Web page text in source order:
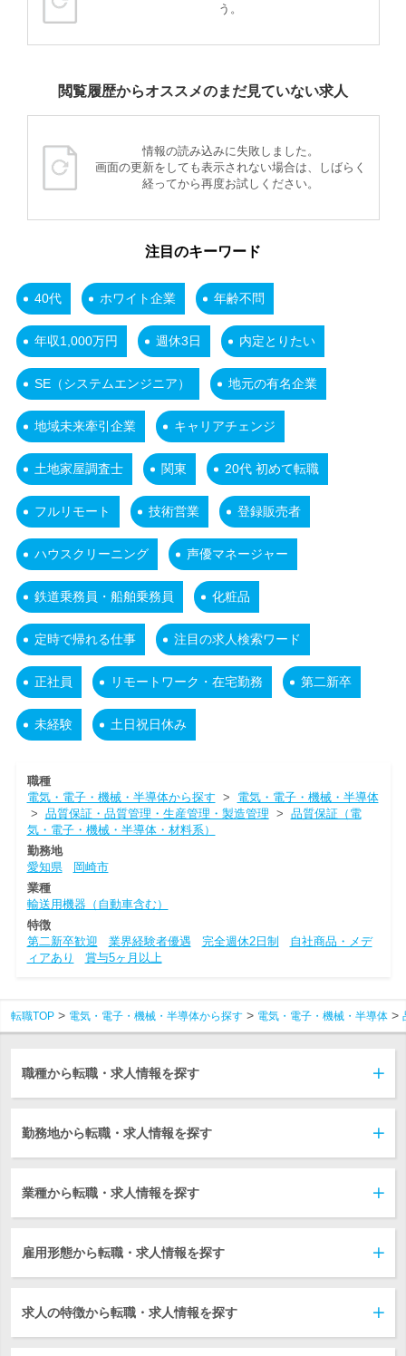
う。
閲覧履歴からオススメのまだ見ていない求人
情報の読み込みに失敗しました。
画面の更新をしても表示されない場合は、しばらく
経ってから再度お試しください。
注目のキーワード
40代 ホワイト企業 年齢不問
年収1,000万円 週休3日 内定とりたい
SE（システムエンジニア） 地元の有名企業
地域未来牽引企業 キャリアチェンジ
土地家屋調査士 関東 20代 初めて転職
フルリモート 技術営業 登録販売者
ハウスクリーニング 声優マネージャー
鉄道乗務員・船舶乗務員 化粧品
定時で帰れる仕事 注目の求人検索ワード
正社員 リモートワーク・在宅勤務 第二新卒
未経験 土日祝日休み
職種
電気・電子・機械・半導体から探す > 電気・電子・機械・半導体
> 品質保証・品質管理・生産管理・製造管理 > 品質保証（電
気・電子・機械・半導体・材料系）
勤務地
愛知県
岡崎市
業種
輸送用機器（自動車含む）
特徴
第二新卒歓迎
業界経験者優遇 完全週休2日制
自社商品・メデ
ィアあり
賞与5ヶ月以上
転職TOP 電気・電子・機械・半導体から探す 電気・電子・機械・半導体
職種から転職・求人情報を探す
勤務地から転職・求人情報を探す
業種から転職・求人情報を探す
雇用形態から転職・求人情報を探す
求人の特徴から転職・求人情報を探す